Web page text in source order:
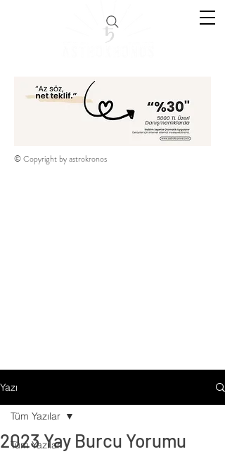
© Copyright by astrokronos
Yazı
Tüm Yazılar
Tüm Yazılar
2023 Yay Burcu Yorumu